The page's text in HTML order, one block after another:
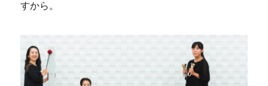
すから。